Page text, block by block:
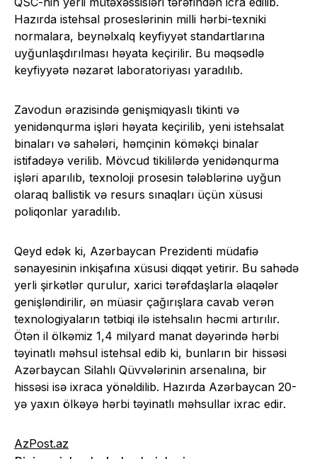
Hazırda istehsal proseslərinin milli hərbi-texniki
normalara, beynəlxalq keyfiyyət standartlarına
uyğunlaşdırılması həyata keçirilir. Bu məqsədlə
keyfiyyətə nəzarət laboratoriyası yaradılıb.
Zavodun ərazisində genişmiqyaslı tikinti və
yenidənqurma işləri həyata keçirilib, yeni istehsalat
binaları və sahələri, həmçinin köməkçi binalar
istifadəyə verilib. Mövcud tikililərdə yenidənqurma
işləri aparılıb, texnoloji prosesin tələblərinə uyğun
olaraq ballistik və resurs sınaqları üçün xüsusi
poliqonlar yaradılıb.
Qeyd edək ki, Azərbaycan Prezidenti müdafiə
sənayesinin inkişafına xüsusi diqqət yetirir. Bu sahədə
yerli şirkətlər qurulur, xarici tərəfdaşlarla əlaqələr
genişləndirilir, ən müasir çağırışlara cavab verən
texnologiyaların tətbiqi ilə istehsalın həcmi artırılır.
Ötən il ölkəmiz 1,4 milyard manat dəyərində hərbi
təyinatlı məhsul istehsal edib ki, bunların bir hissəsi
Azərbaycan Silahlı Qüvvələrinin arsenalına, bir
hissəsi isə ixraca yönəldilib. Hazırda Azərbaycan 20-
yə yaxın ölkəyə hərbi təyinatlı məhsullar ixrac edir.
AzPost.az